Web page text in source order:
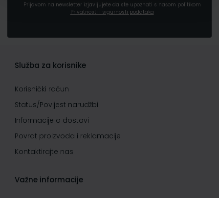
Prijavom na newsletter izjavljujete da ste upoznati s našom politikom
Privatnosti i sigurnosti podataka
Služba za korisnike
Korisnički račun
Status/Povijest narudžbi
Informacije o dostavi
Povrat proizvoda i reklamacije
Kontaktirajte nas
Važne informacije